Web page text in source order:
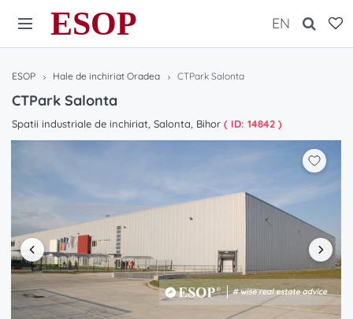
ESOP EN
ESOP Hale de inchiriat Oradea CTPark Salonta
CTPark Salonta
Spatii industriale de inchiriat, Salonta, Bihor ( ID: 14842 )